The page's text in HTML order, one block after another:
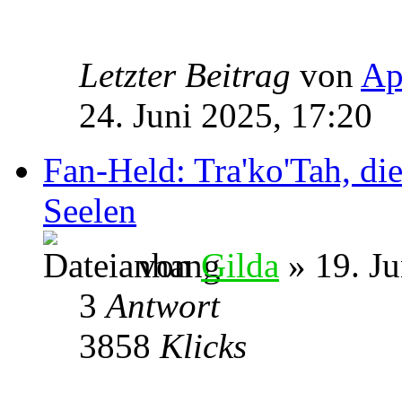
Letzter Beitrag von
24. Juni 2025, 17:20
Fan-Held: Tra'ko'Tah,
Seelen
vonGilda » 19.
3Antwort
3858 Klicks